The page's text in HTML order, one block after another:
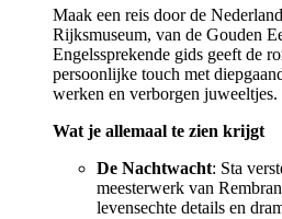
Maak een reis door de
Rijksmuseum, van de Gouden
Engelssprekende gids geeft de
persoonlijke touch met
werken en verborgen juweeltjes.
Wat je allemaal te zien krijgt
De Nachtwacht: Sta
meesterwerk van
levensechte details en